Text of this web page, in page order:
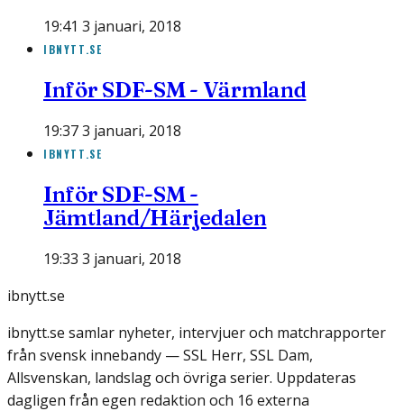
19:41 3 januari, 2018
IBNYTT.SE
Inför SDF-SM - Värmland
19:37 3 januari, 2018
IBNYTT.SE
Inför SDF-SM -
Jämtland/Härjedalen
19:33 3 januari, 2018
ibnytt.se
ibnytt.se samlar nyheter, intervjuer och matchrapporter
från svensk innebandy — SSL Herr, SSL Dam,
Allsvenskan, landslag och övriga serier. Uppdateras
dagligen från egen redaktion och 16 externa